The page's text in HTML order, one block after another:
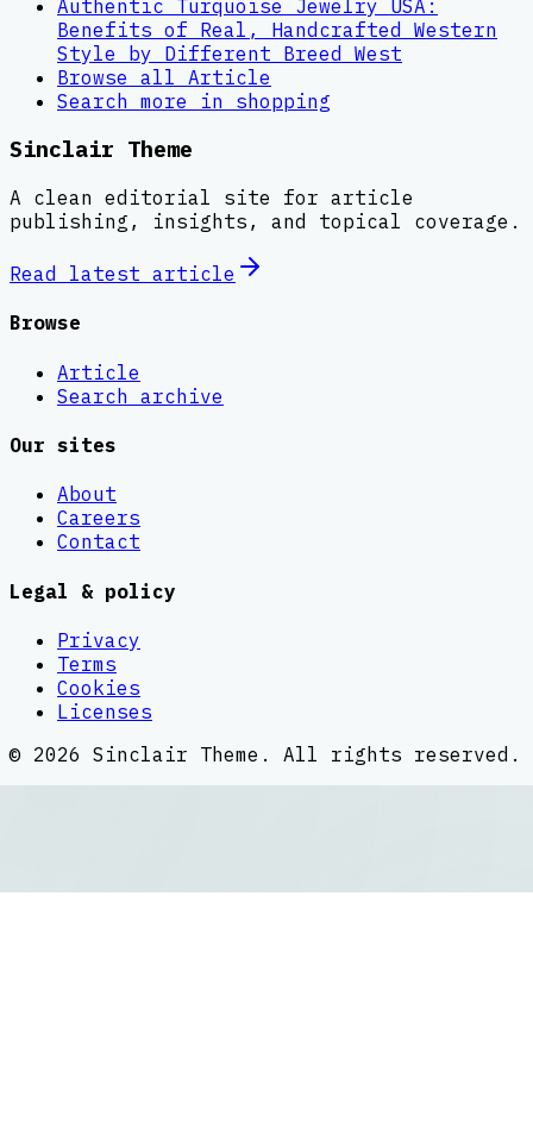
Authentic Turquoise Jewelry USA:
Benefits of Real, Handcrafted Western
Style by Different Breed West
Browse all Article
Search more in shopping
Sinclair Theme
A clean editorial site for article
publishing, insights, and topical coverage.
Read latest article
Browse
Article
Search archive
Our sites
About
Careers
Contact
Legal & policy
Privacy
Terms
Cookies
Licenses
© 2026 Sinclair Theme . All rights reserved.